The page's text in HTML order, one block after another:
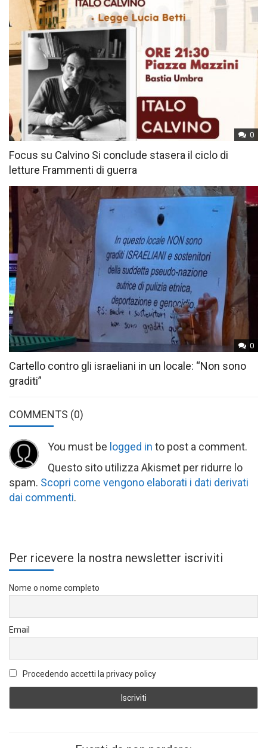
0
Focus su Calvino Si conclude stasera il ciclo di
letture Frammenti di guerra
0
Cartello contro gli israeliani in un locale: “Non sono
graditi”
COMMENTS (0)
You must be logged in to post a comment.
Questo sito utilizza Akismet per ridurre lo
spam. Scopri come vengono elaborati i dati derivati
dai commenti.
Per ricevere la nostra newsletter iscriviti
Nome o nome completo
Email
Procedendo accetti la privacy policy